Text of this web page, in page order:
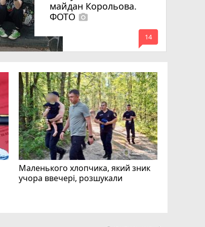
майдан Корольова.
ФОТО photo_camera
mode_comment
14
Маленького хлопчика, який зник
учора ввечері, розшукали